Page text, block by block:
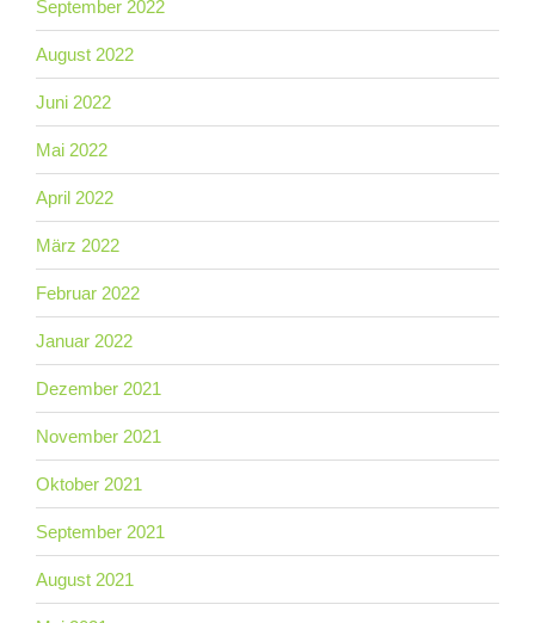
September 2022
August 2022
Juni 2022
Mai 2022
April 2022
März 2022
Februar 2022
Januar 2022
Dezember 2021
November 2021
Oktober 2021
September 2021
August 2021